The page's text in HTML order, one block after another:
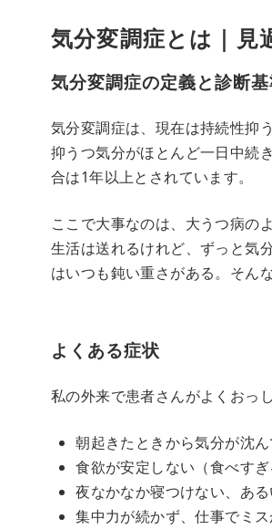
気分変調症とは｜見
気分変調症の定義と診断
気分変調症は、現在は持続性抑
抑うつ気分がほとんど一日中続
合は1年以上とされています。
ここで大事なのは、大うつ病の
生活は送れるけれど、ずっと気
はいつも鈍い重さがある。そん
よくある症状
私の外来で患者さんがよくおっ
朝起きたときから気分が沈ん
食欲が安定しない（食べす
夜なかなか寝つけない、あ
集中力が続かず、仕事でミ